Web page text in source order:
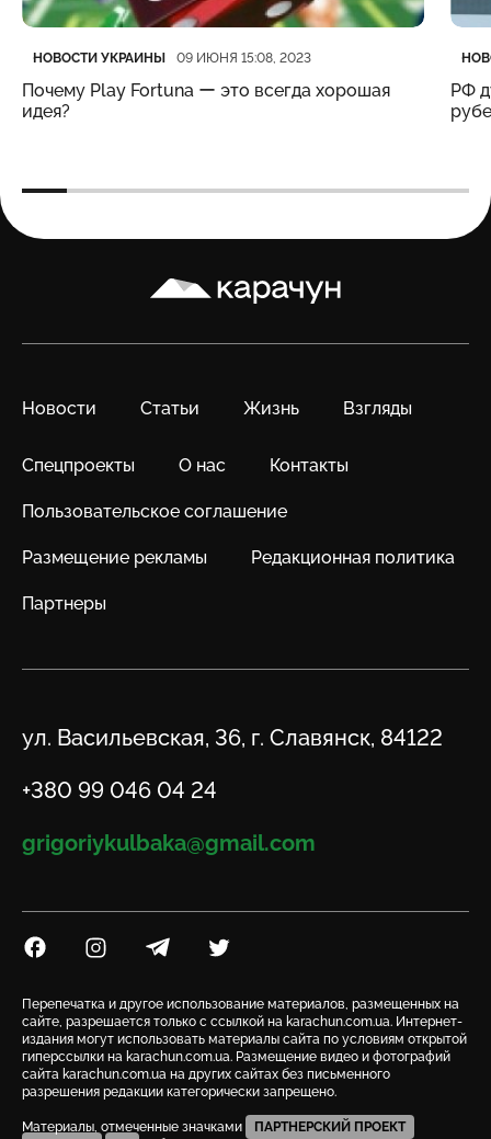
Категория
НОВОСТИ УКРАИНЫ
Дата публикации 09 ИЮНЯ 15:08, 2023
Почему Play Fortuna ー это всегда хорошая
идея?
РФ
Карачун
Новости Статьи Жизнь Взгляды
Спецпроекты О нас Контакты
Пользовательское соглашение
Размещение рекламы Редакционная политика
Партнеры
Адрес
ул. Васильевская, 36, г. Славянск, 84122
Телефон
+380 99 046 04 24
Email
grigoriykulbaka@gmail.com
Посилання на Facebook
Посилання на Instagram
Посилання на Telegram
Посилання на Twitter
Перепечатка и другое использование материалов, размещенных на
сайте, разрешается только с ссылкой на karachun.com.ua. Интернет-
издания могут использовать материалы сайта по условиям открытой
гиперссылки на karachun.com.ua. Размещение видео и фотографий
сайта karachun.com.ua на других сайтах без письменного
разрешения редакции категорически запрещено.
Материалы, отмеченные значками
ПАРТНЕРСКИЙ ПРОЕКТ